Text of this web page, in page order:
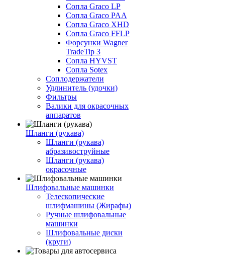
Сопла Graco LP
Сопла Graco PAA
Сопла Graco XHD
Сопла Graco FFLP
Форсунки Wagner
TradeTip 3
Сопла HYVST
Сопла Sotex
Соплодержатели
Удлинитель (удочки)
Фильтры
Валики для окрасочных
аппаратов
Шланги (рукава)
Шланги (рукава)
абразивоструйные
Шланги (рукава)
окрасочные
Шлифовальные машинки
Телескопические
шлифмашины (Жирафы)
Ручные шлифовальные
машинки
Шлифовальные диски
(круги)